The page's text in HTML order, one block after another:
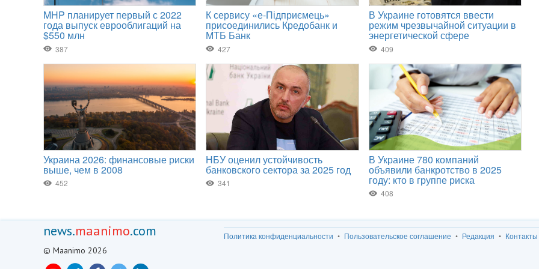
news.maanimo.com
© Maanimo 2026
Политика конфиденциальности Пользовательское соглашение Редакция Контакты